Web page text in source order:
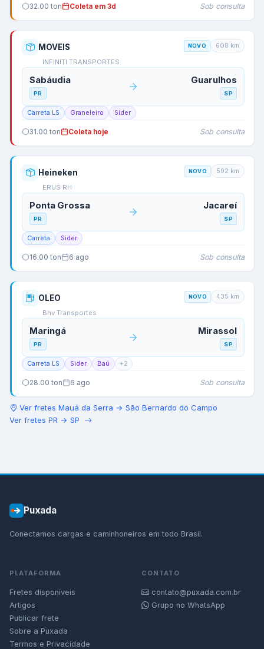
32.00 ton Coleta em 3d Sob consulta
MOVEIS
INFINITI TRANSPORTES
NOVO 608 km
Sabáudia
PR
Guarulhos
SP
Carreta LS Graneleiro Sider
31.00 ton Coleta hoje Sob consulta
Heineken
ERUS RH
NOVO 592 km
Ponta Grossa
PR
Jacareí
SP
Carreta Sider
16.00 ton 6 ago Sob consulta
OLEO
Bhv Transportes
NOVO 435 km
Maringá
PR
Mirassol
SP
Carreta LS Sider Baú +2
28.00 ton 6 ago Sob consulta
Ver fretes Mauá da Serra → São Bernardo do Campo
Ver fretes PR → SP
Puxada
Conectamos cargas e caminhoneiros em todo Brasil.
PLATAFORMA
Fretes disponíveis
Artigos
Publicar frete
Sobre a Puxada
Termos e Privacidade
CONTATO
contato@puxada.com.br
Grupo no WhatsApp